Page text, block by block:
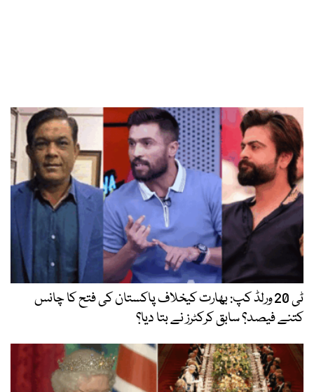
ٹی 20 ورلڈ کپ: بھارت کیخلاف پاکستان کی فتح کا چانس
کتنے فیصد؟ سابق کرکٹرز نے بتا دیا؟